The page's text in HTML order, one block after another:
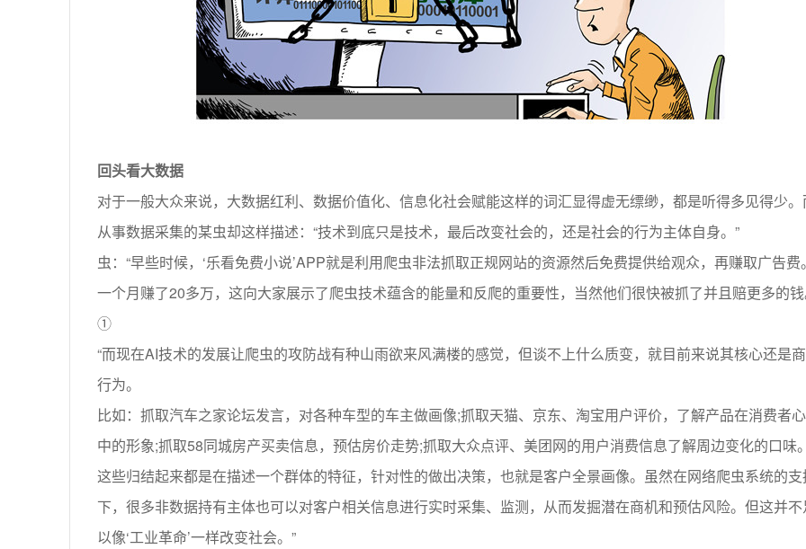
回头看大数据
对于一般大众来说，大数据红利、数据价值化、信息化社会赋能这样的词汇显得虚无缥缈，都是听得多见得少
从事数据采集的某虫却这样描述：“技术到底只是技术，最后改变社会的，还是社会的行为主体自身。”
虫：“早些时候，‘乐看免费小说’APP就是利用爬虫非法抓取正规网站的资源然后免费提供给观众，再赚取广告费。
一个月赚了20多万，这向大家展示了爬虫技术蕴含的能量和反爬的重要性，当然他们很快被抓了并且赔更多的钱
①
“而现在AI技术的发展让爬虫的攻防战有种山雨欲来风满楼的感觉，但谈不上什么质变，就目前来说其核心还是
行为。
比如：抓取汽车之家论坛发言，对各种车型的车主做画像;抓取天猫、京东、淘宝用户评价，了解产品在消费者
中的形象;抓取58同城房产买卖信息，预估房价走势;抓取大众点评、美团网的用户消费信息了解周边变化的口味。
这些归结起来都是在描述一个群体的特征，针对性的做出决策，也就是客户全景画像。虽然在网络爬虫系统的支
下，很多非数据持有主体也可以对客户相关信息进行实时采集、监测，从而发掘潜在商机和预估风险。但这并不
以像‘工业革命’一样改变社会。”